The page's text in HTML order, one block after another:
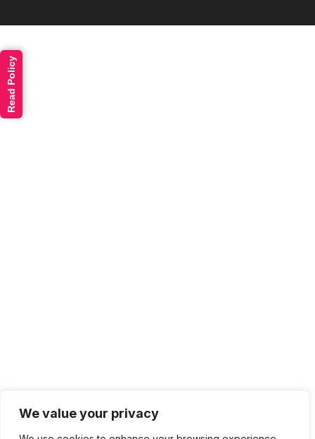
We value your privacy
Read Policy